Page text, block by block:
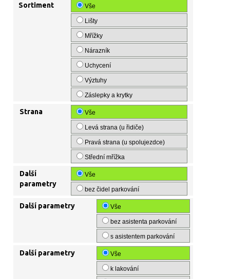
Sortiment Vše
Lišty
Mřížky
Nárazník
Uchycení
Výztuhy
Záslepky a krytky
Strana Vše
Levá strana (u řidiče)
Pravá strana (u spolujezdce)
Střední mřížka
Další
parametry
Vše
bez čidel parkování
Další parametry Vše
bez asistenta parkování
s asistentem parkování
Další parametry Vše
k lakování